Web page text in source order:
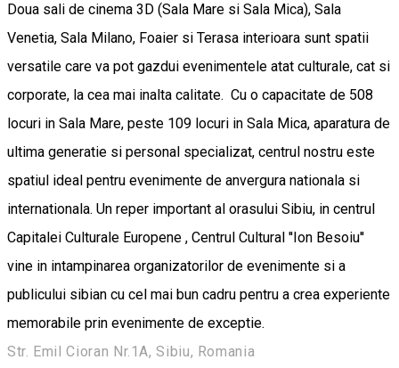
Doua sali de cinema 3D (Sala Mare si Sala Mica), Sala
Venetia, Sala Milano, Foaier si Terasa interioara sunt spatii
versatile care va pot gazdui evenimentele atat culturale, cat si
corporate, la cea mai inalta calitate. Cu o capacitate de 508
locuri in Sala Mare, peste 109 locuri in Sala Mica, aparatura de
ultima generatie si personal specializat, centrul nostru este
spatiul ideal pentru evenimente de anvergura nationala si
internationala. Un reper important al orasului Sibiu, in centrul
Capitalei Culturale Europene , Centrul Cultural ''Ion Besoiu''
vine in intampinarea organizatorilor de evenimente si a
publicului sibian cu cel mai bun cadru pentru a crea experiente
memorabile prin evenimente de exceptie.
Str. Emil Cioran Nr.1A, Sibiu, Romania